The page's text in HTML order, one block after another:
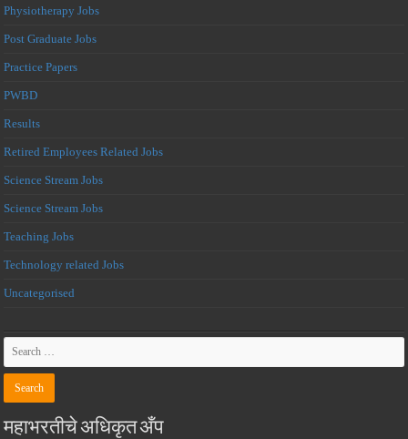
Physiotherapy Jobs
Post Graduate Jobs
Practice Papers
PWBD
Results
Retired Employees Related Jobs
Science Stream Jobs
Science Stream Jobs
Teaching Jobs
Technology related Jobs
Uncategorised
महाभरतीचे अधिकृत अँप